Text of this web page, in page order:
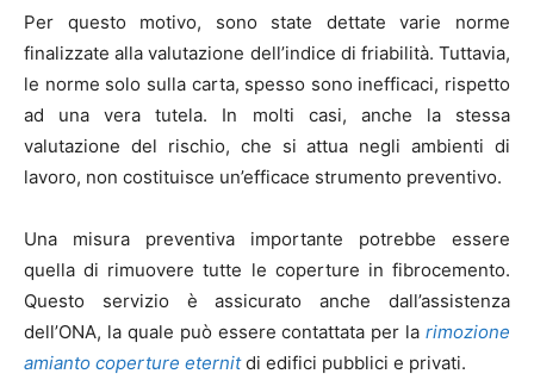
Per questo motivo, sono state dettate varie norme
finalizzate alla valutazione dell’indice di friabilità. Tuttavia,
le norme solo sulla carta, spesso sono inefficaci, rispetto
ad una vera tutela. In molti casi, anche la stessa
valutazione del rischio, che si attua negli ambienti di
lavoro, non costituisce un’efficace strumento preventivo.
Una misura preventiva importante potrebbe essere
quella di rimuovere tutte le coperture in fibrocemento.
Questo servizio è assicurato anche dall’assistenza
dell’ONA, la quale può essere contattata per la rimozione
amianto coperture eternitdi edifici pubblici e privati.